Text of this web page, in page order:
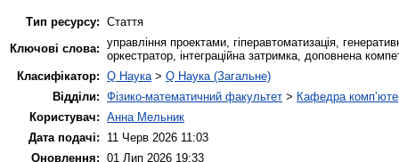
Тип ресурсу: Стаття
Ключові слова: управління проектами, гіперавтоматизація,
оркестратор, інтеграційна затримка, доповнена
Класифікатор: Q Наука> Q Наука (Загальне)
Відділи: Фізико-математичний факультет > Кафедра
Користувач: Анна Мельник
Дата подачі:
11 Черв 2026 11:03
Оновлення: 01 Лип 2026 19:33